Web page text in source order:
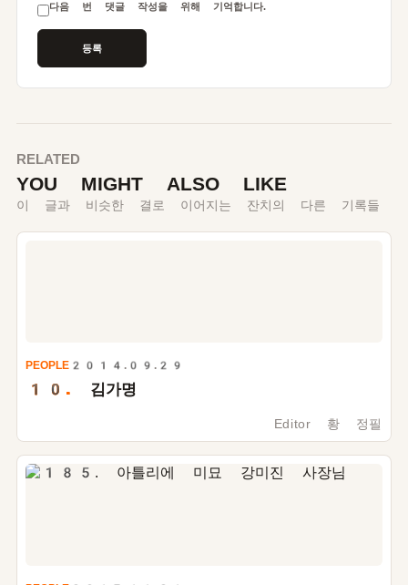
다음 번 댓글 작성을 위해 기억합니다.
RELATED
YOU MIGHT ALSO LIKE
이 글과 비슷한 결로 이어지는 잔치의 다른 기록들
PEOPLE 2014.09.29
10. 김가명
Editor 황 정필